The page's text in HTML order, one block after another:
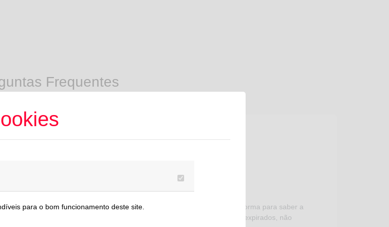
para o bom funcionamento deste site.
Frequentes
que os seus pontos expirem. Consulte os Termos e Condições da plataforma para saber a
ter em consideração a validade dos seus pontos, porque uma vez expirados, não